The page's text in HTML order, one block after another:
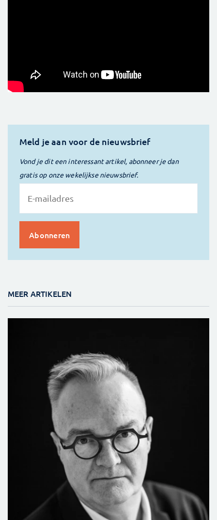
Meld je aan voor de nieuwsbrief
Vond je dit een interessant artikel, abonneer je dan
gratis op onze wekelijkse nieuwsbrief.
MEER ARTIKELEN